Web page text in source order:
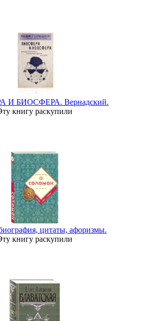
И БИОСФЕРА. Вернадский.
книгу раскупили
цитаты, афоризмы.
книгу раскупили